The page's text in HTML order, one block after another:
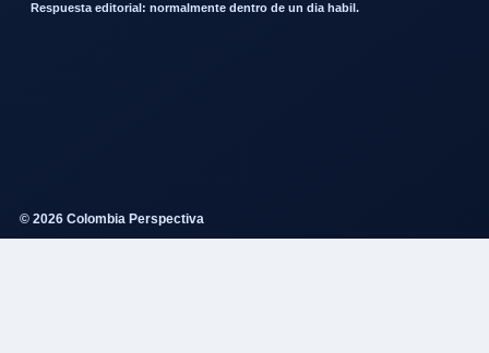
Respuesta editorial: normalmente dentro de un dia habil.
© 2026 Colombia Perspectiva